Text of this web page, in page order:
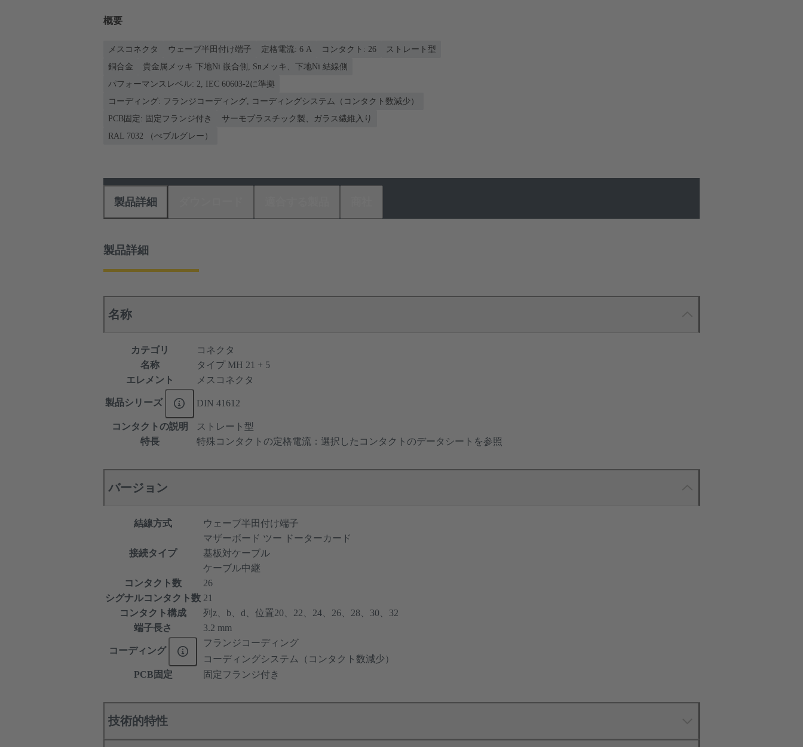
概要
メスコネクタ ウェーブ半田付け端子 定格電流: ‌6 A コンタクト: 26
ストレート型
銅合金
貴金属メッキ 下地Ni 嵌合側, Snメッキ、下地Ni 結線側
パフォーマンスレベル: 2, IEC 60603-2に準拠
コーディング: フランジコーディング, コーディングシステム（コンタクト数減少）
PCB固定: 固定フランジ付き
サーモプラスチック製、ガラス繊維入り
RAL 7032 （ぺブルグレー）
製品詳細
製品詳細
名称
カテゴリ
コネクタ
名称
タイプ MH 21 + 5
エレメント
メスコネクタ
製品シリーズ DIN 41612
コンタクトの説明
ストレート型
特長
特殊コンタクトの定格電流：選択したコンタクトのデータシートを参照
バージョン
結線方式 ウェーブ半田付け端子
接続タイプ
マザーボード ツー ドーターカード
基板対ケーブル
ケーブル中継
コンタクト数
26
シグナルコンタクト数 21
コンタクト構成
列z、b、d、位置20、22、24、26、28、30、32
端子長さ
3.2 mm
コーディング
フランジコーディング
コーディングシステム（コンタクト数減少）
PCB固定
固定フランジ付き
技術的特性